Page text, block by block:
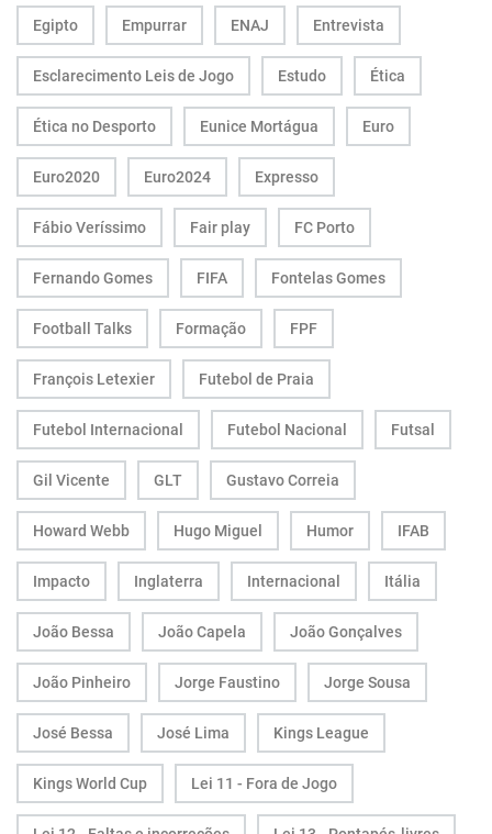
Egipto Empurrar ENAJ Entrevista
Esclarecimento Leis de Jogo Estudo Ética
Ética no Desporto Eunice Mortágua Euro
Euro2020 Euro2024 Expresso
Fábio Veríssimo Fair play FC Porto
Fernando Gomes FIFA Fontelas Gomes
Football Talks Formação FPF
François Letexier Futebol de Praia
Futebol Internacional Futebol Nacional Futsal
Gil Vicente GLT Gustavo Correia
Howard Webb Hugo Miguel Humor IFAB
Impacto Inglaterra Internacional Itália
João Bessa João Capela João Gonçalves
João Pinheiro Jorge Faustino Jorge Sousa
José Bessa José Lima Kings League
Kings World Cup Lei 11 - Fora de Jogo